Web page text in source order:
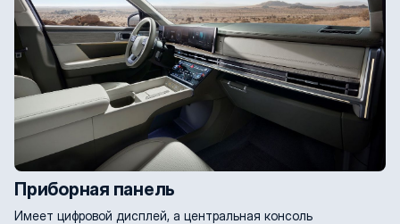
Приборная панель
Имеет цифровой дисплей, а центральная консоль